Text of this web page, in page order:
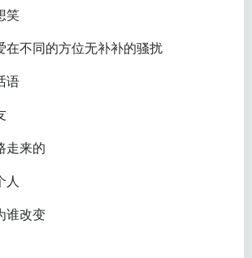
笑
在不同的方位无补补的骚扰
语
走来的
人
谁改变